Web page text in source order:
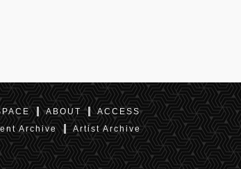
ABOUT
ACCESS
Archive
Artist Archive